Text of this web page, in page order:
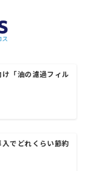
「油の濾過フィル
でどれくらい節約